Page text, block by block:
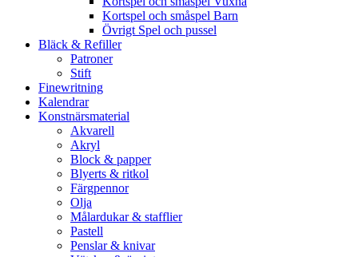
Kortspel och småspel Barn
Övrigt Spel och pussel
Bläck & Refiller
Patroner
Stift
Finewritning
Kalendrar
Konstnärsmaterial
Akvarell
Akryl
Block & papper
Blyerts & ritkol
Färgpennor
Olja
Målardukar & stafflier
Pastell
Penslar & knivar